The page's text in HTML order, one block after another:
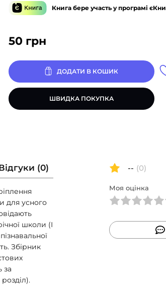
50 грн
Книга бере участь у програмі
ДОДАТИ В КОШИК
ШВИДКА ПОКУПКА
(0)
для усного
школи (I
Збірник
за
-- (0)
Моя оцінка